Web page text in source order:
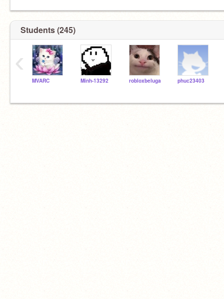
Students (245)
MVARC Minh-13292 robloxbeluga phuc23403
‹